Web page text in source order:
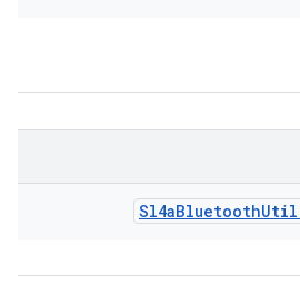
Sl4aBluetoothUtil